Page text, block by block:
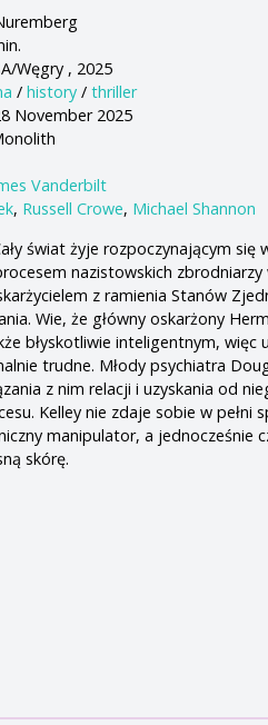
Węgry , 2025
/history /thriller
November 2025
Vanderbilt
, Russell Crowe, Michael Shannon
świat żyje rozpoczynającym się
nazistowskich
z ramienia Stanów
Wie, że główny oskarżony
błyskotliwie inteligentnym, więc
trudne. Młody psychiatra
z nim relacji i uzyskania od
Kelley nie zdaje sobie w pełni
manipulator, a jednocześnie
skórę.